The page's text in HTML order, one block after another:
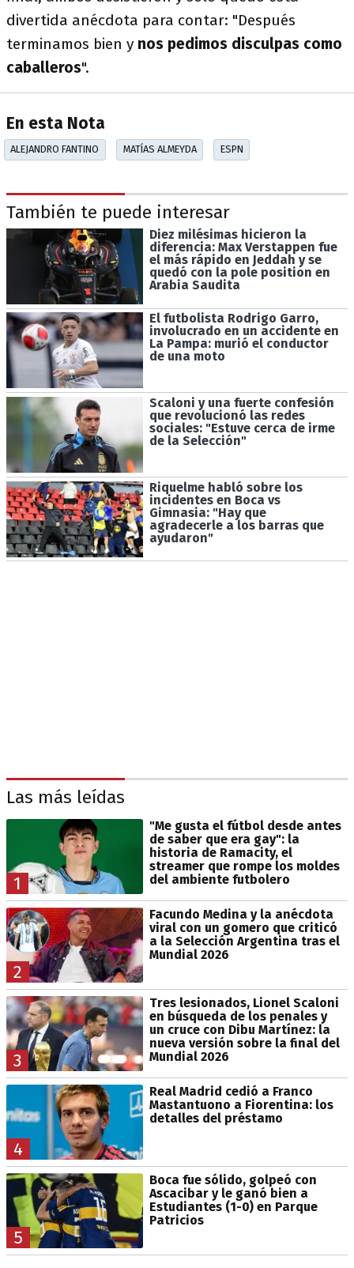
divertida anécdota para contar: "Después
terminamos bien y nos pedimos disculpas como
caballeros".
En esta Nota
ALEJANDRO FANTINO MATÍAS ALMEYDA ESPN
También te puede interesar
Diez milésimas hicieron la
diferencia: Max Verstappen fue
el más rápido en Jeddah y se
quedó con la pole position en
Arabia Saudita
El futbolista Rodrigo Garro,
involucrado en un accidente en
La Pampa: murió el conductor
de una moto
Scaloni y una fuerte confesión
que revolucionó las redes
sociales: "Estuve cerca de irme
de la Selección"
Riquelme habló sobre los
incidentes en Boca vs
Gimnasia: "Hay que
agradecerle a los barras que
ayudaron"
Las más leídas
1
"Me gusta el fútbol desde antes
de saber que era gay": la
historia de Ramacity, el
streamer que rompe los moldes
del ambiente futbolero
2
Facundo Medina y la anécdota
viral con un gomero que criticó
a la Selección Argentina tras el
Mundial 2026
3
Tres lesionados, Lionel Scaloni
en búsqueda de los penales y
un cruce con Dibu Martínez: la
nueva versión sobre la final del
Mundial 2026
4
Real Madrid cedió a Franco
Mastantuono a Fiorentina: los
detalles del préstamo
5
Boca fue sólido, golpeó con
Ascacibar y le ganó bien a
Estudiantes (1-0) en Parque
Patricios